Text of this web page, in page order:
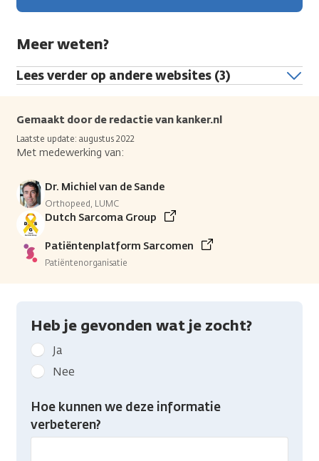
Meer weten?
Lees verder op andere websites (3)
Gemaakt door de redactie van kanker.nl
Laatste update: augustus 2022
Met medewerking van:
Dr. Michiel van de Sande
Orthopeed, LUMC
Dutch Sarcoma Group
Patiëntenplatform Sarcomen
Patiëntenorganisatie
Heb je gevonden wat je zocht?
Geef
kanker.nl
feedback:
Heb
gevonden
Ja
Nee
Hoe kunnen we deze informatie
verbeteren?